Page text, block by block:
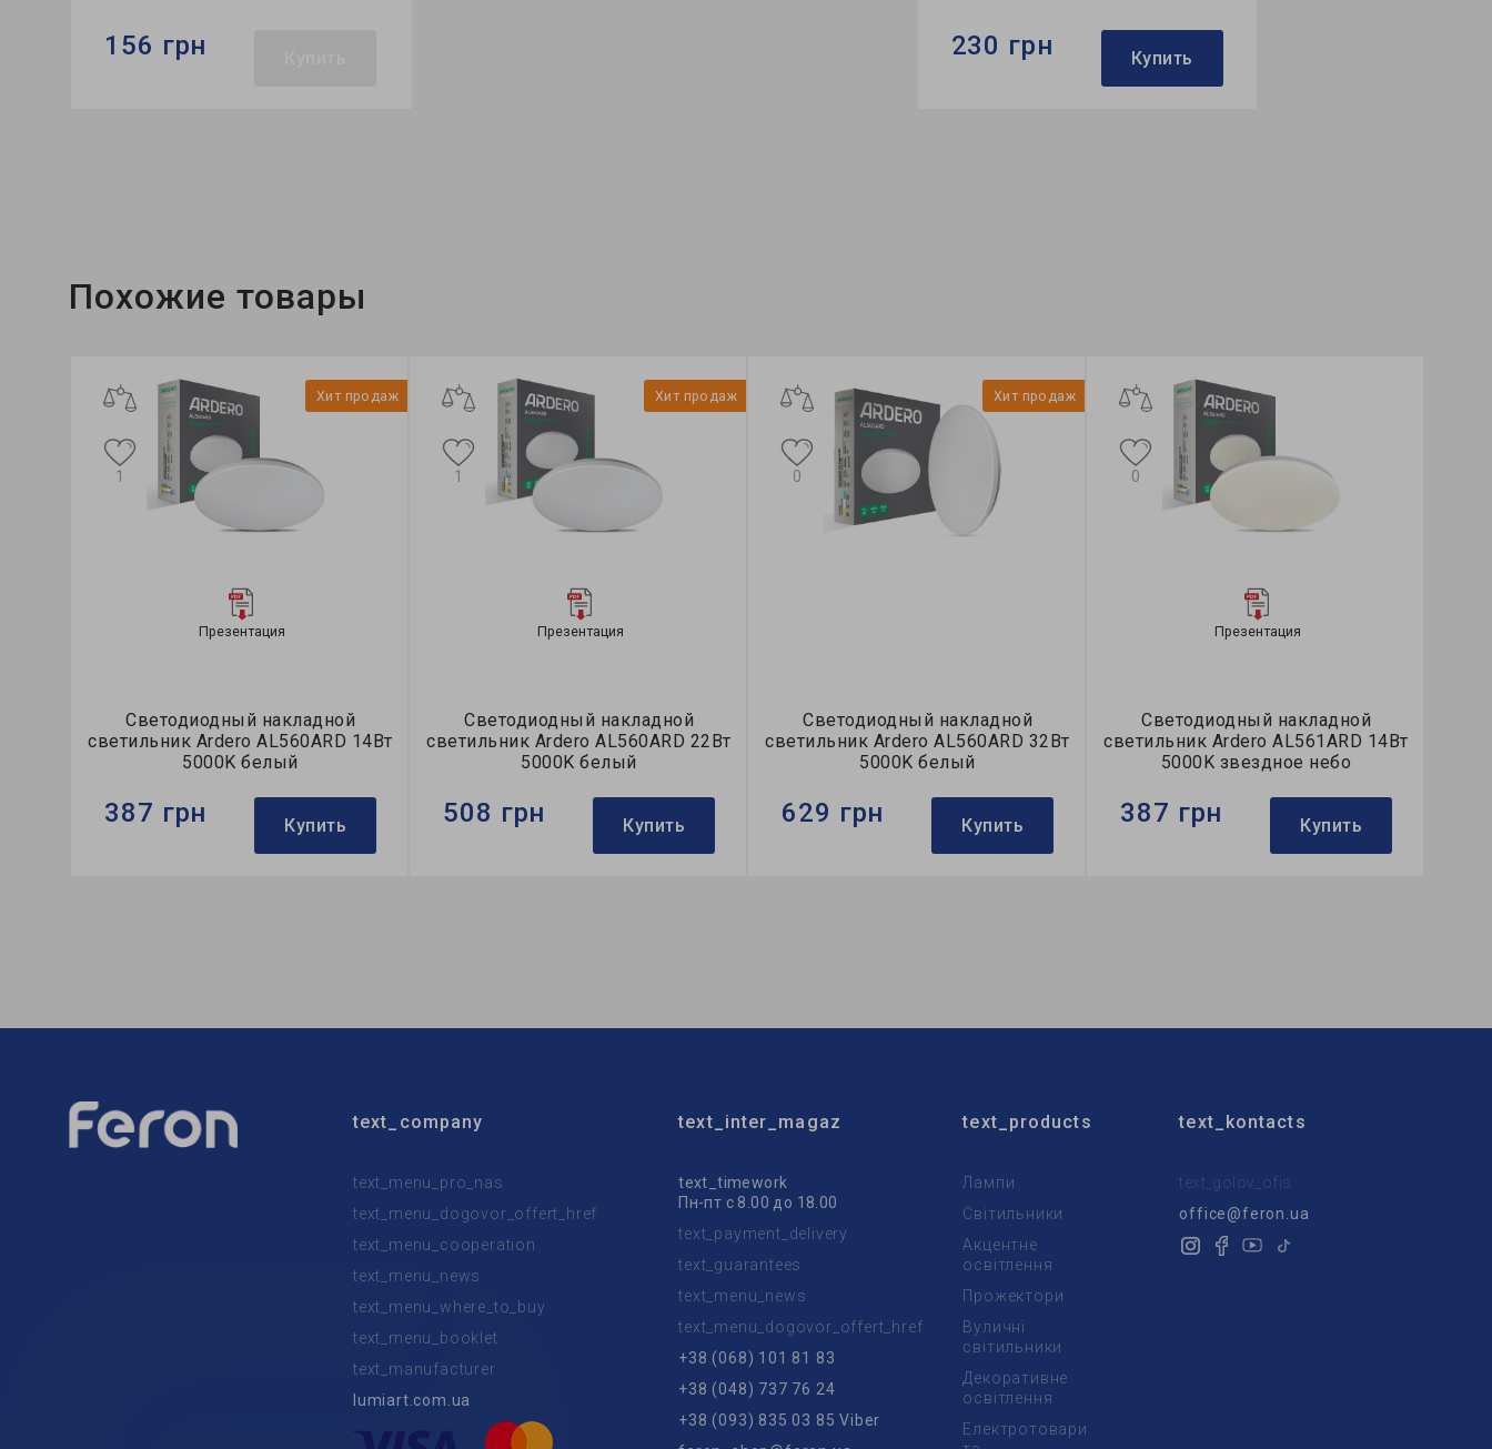
156 грн 230 грн Купить
Похожие товары
Хит продаж
Презентация
Светодиодный накладной
светильник Ardero AL560ARD 14Вт
5000K белый
1
387 грн Купить
Хит продаж
Презентация
Светодиодный накладной
светильник Ardero AL560ARD 22Вт
5000K белый
1
508 грн Купить
Хит продаж
Светодиодный накладной
светильник Ardero AL560ARD 32Вт
5000K белый
0
629 грн Купить
Презентация
Светодиодный накладной
светильник Ardero AL561ARD 14Вт
5000K звездное небо
0
387 грн Купить
text_company
text_menu_pro_nas
text_menu_dogovor_offert_href
text_menu_cooperation
text_menu_news
text_menu_where_to_buy
text_menu_booklet
text_manufacturer
lumiart.com.ua
text_inter_magaz
text_timework
Пн-пт с 8.00 до 18.00
text_payment_delivery
text_guarantees
text_menu_news
text_menu_dogovor_offert_href
+38 (068) 101 81 83
+38 (048) 737 76 24
+38 (093) 835 03 85 Viber
text_products
Лампи
Світильники
Акцентне
освітлення
Прожектори
Вуличні
світильники
Декоративне
освітлення
Електротовари
text_kontacts
text_golov_ofis
office@feron.ua